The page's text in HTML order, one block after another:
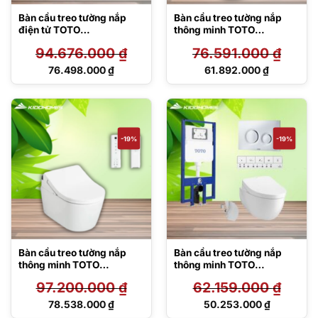
Bàn cầu treo tường nắp
điện tử TOTO
01CZ/WH172AT/MB175M#
94.676.000₫
Giá
94.676.000 ₫.
76.498.000₫
Giá
tại
là:
76.498.000 ₫.
Bàn cầu treo tường nắp
thông minh TOTO
94CZ/WH172AT/MB175M#
76.591.000₫
Giá
76.591.000 ₫.
61.892.000₫
Giá
tại
là:
61.892.000 ₫.
-19%
Bàn cầu treo tường nắp
thông minh TOTO
95C2Z/WH172AAT/MB175
97.200.000₫
Giá
78.538.000₫
-19%
Bàn cầu treo tường nắp
thông minh TOTO
GAA#NW1/
WH172AT/TCA465/MB174
62.159.000₫
Giá
50.253.000₫